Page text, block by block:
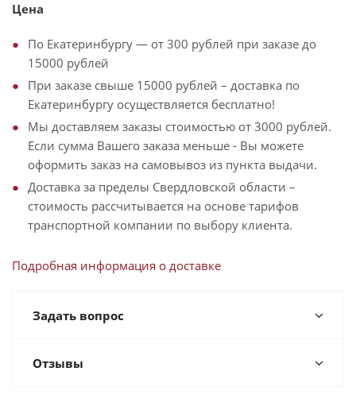
Цена
По Екатеринбургу — от 300 рублей при заказе до
15000 рублей
При заказе свыше 15000 рублей – доставка по
Екатеринбургу осуществляется бесплатно!
Мы доставляем заказы стоимостью от 3000 рублей.
Если сумма Вашего заказа меньше - Вы можете
оформить заказ на самовывоз из пункта выдачи.
Доставка за пределы Свердловской области –
стоимость рассчитывается на основе тарифов
транспортной компании по выбору клиента.
Подробная информация о доставке
Задать вопрос
Отзывы